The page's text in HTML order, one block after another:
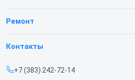
О нашем сервисе
Срочный ремонт
Ремонт
Телефонов
Контакты
+7 (383) 242-72-14